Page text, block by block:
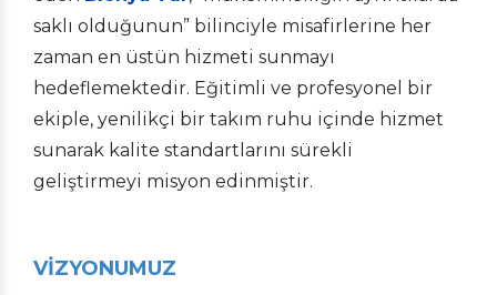
saklı olduğunun” bilinciyle misafirlerine her
zaman en üstün hizmeti sunmayı
hedeflemektedir. Eğitimli ve profesyonel bir
ekiple, yenilikçi bir takım ruhu içinde hizmet
sunarak kalite standartlarını sürekli
geliştirmeyi misyon edinmiştir.
VİZYONUMUZ